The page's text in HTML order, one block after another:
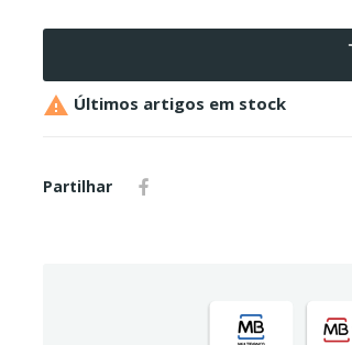
 Últimos artigos em stock
Partilhar